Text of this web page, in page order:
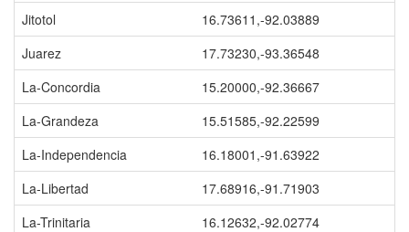
Jitotol
16.73611,-92.03889
Juarez
17.73230,-93.36548
La-Concordia
15.20000,-92.36667
La-Grandeza
15.51585,-92.22599
La-Independencia
16.18001,-91.63922
La-Libertad
17.68916,-91.71903
La-Trinitaria
16.12632,-92.02774